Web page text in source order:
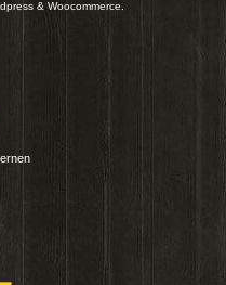
& Woocommerce.